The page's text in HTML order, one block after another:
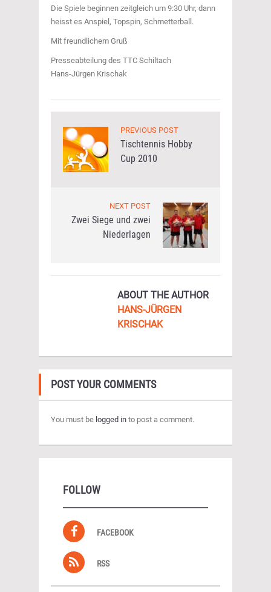
Die Spiele beginnen zeitgleich um 9:30 Uhr, dann
heisst es Anspiel, Topspin, Schmetterball.
Mit freundlichem Gruß
Presseabteilung des TTC Schiltach
Hans-Jürgen Krischak
PREVIOUS POST
Tischtennis Hobby
Cup 2010
NEXT POST
Zwei Siege und zwei
Niederlagen
ABOUT THE AUTHOR
HANS-JÜRGEN
KRISCHAK
POST YOUR COMMENTS
You must be logged in to post a comment.
FOLLOW
FACEBOOK
RSS